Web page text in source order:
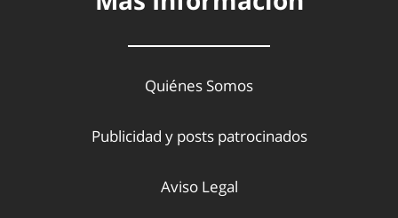
Quiénes Somos
Publicidad y posts patrocinados
Aviso Legal